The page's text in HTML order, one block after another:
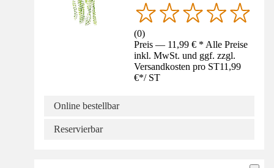
(0)
Preis — 11,99 € * Alle Preise
inkl. MwSt. und ggf. zzgl.
Versandkosten pro ST11,99
€*/ ST
Online bestellbar
Reservierbar